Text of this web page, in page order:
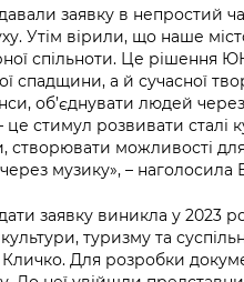
заявку в непростий
Утім вірили, що наше
спільноти. Це рішення
спадщини, а й сучасної
об’єднувати людей
це стимул розвивати сталі
створювати можливості
через музику», – наголосила
заявку виникла у 2023
туризму та
Кличко. Для розробки